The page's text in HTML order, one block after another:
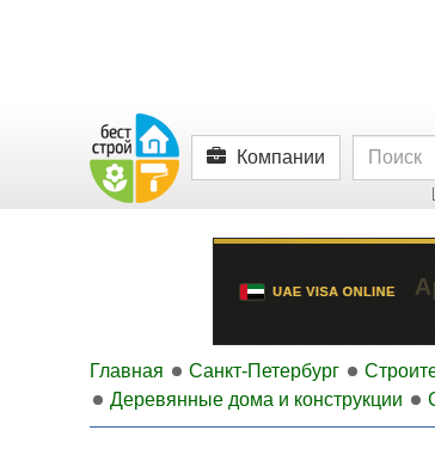
Компании
Главная Санкт-Петербург
Деревянные дома и конструкции